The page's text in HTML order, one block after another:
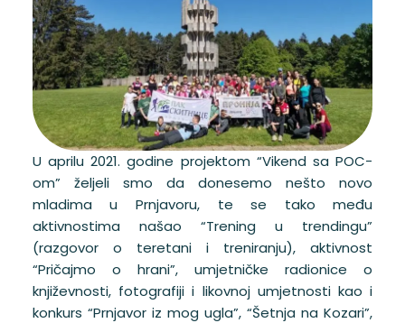
U aprilu 2021. godine projektom “Vikend sa POC-
om” željeli smo da donesemo nešto novo
mladima u Prnjavoru, te se tako među
aktivnostima našao “Trening u trendingu”
(razgovor o teretani i treniranju), aktivnost
“Pričajmo o hrani”, umjetničke radionice o
književnosti, fotografiji i likovnoj umjetnosti kao i
konkurs “Prnjavor iz mog ugla”, “Šetnja na Kozari”,